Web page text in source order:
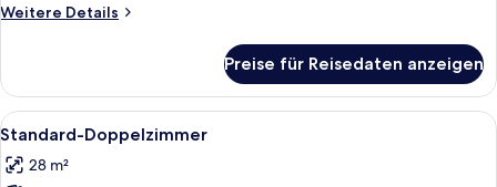
Poolblick
Weitere Details
Weitere
Suite,
3 Schlafzimmer,
eigener
Poolblick
Preise für Reisedaten anzeigen
Alle
Fotos
für
Ein Hotelzimmer mit einem Bett,
3
Standard-Doppelzimmer
28 m²